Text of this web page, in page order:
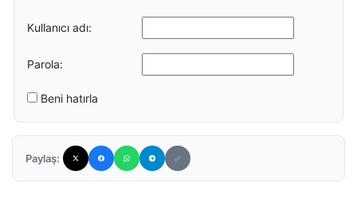
Kullanıcı adı:
Parola:
Beni hatırla
Paylaş: